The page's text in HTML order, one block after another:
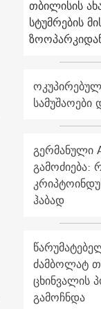
თბილისის
სტუმრების
გერმანული
ჰაბად
ძამბოლატ
ცხინვალის
გამოჩნდა